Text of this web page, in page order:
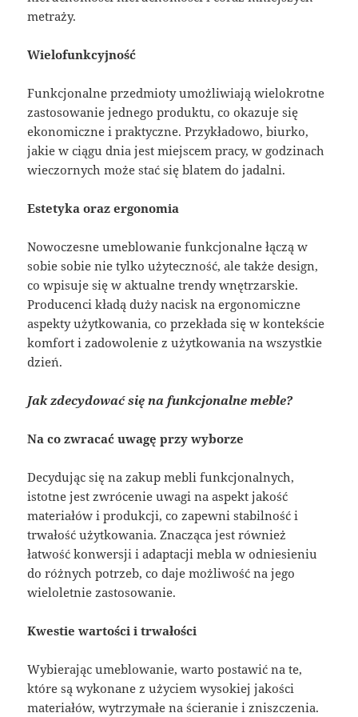
metraży.
Wielofunkcyjność
Funkcjonalne przedmioty umożliwiają wielokrotne
zastosowanie jednego produktu, co okazuje się
ekonomiczne i praktyczne. Przykładowo, biurko,
jakie w ciągu dnia jest miejscem pracy, w godzinach
wieczornych może stać się blatem do jadalni.
Estetyka oraz ergonomia
Nowoczesne umeblowanie funkcjonalne łączą w
sobie sobie nie tylko użyteczność, ale także design,
co wpisuje się w aktualne trendy wnętrzarskie.
Producenci kładą duży nacisk na ergonomiczne
aspekty użytkowania, co przekłada się w kontekście
komfort i zadowolenie z użytkowania na wszystkie
dzień.
Jak zdecydować się na funkcjonalne meble?
Na co zwracać uwagę przy wyborze
Decydując się na zakup mebli funkcjonalnych,
istotne jest zwrócenie uwagi na aspekt jakość
materiałów i produkcji, co zapewni stabilność i
trwałość użytkowania. Znacząca jest również
łatwość konwersji i adaptacji mebla w odniesieniu
do różnych potrzeb, co daje możliwość na jego
wieloletnie zastosowanie.
Kwestie wartości i trwałości
Wybierając umeblowanie, warto postawić na te,
które są wykonane z użyciem wysokiej jakości
materiałów, wytrzymałe na ścieranie i zniszczenia.